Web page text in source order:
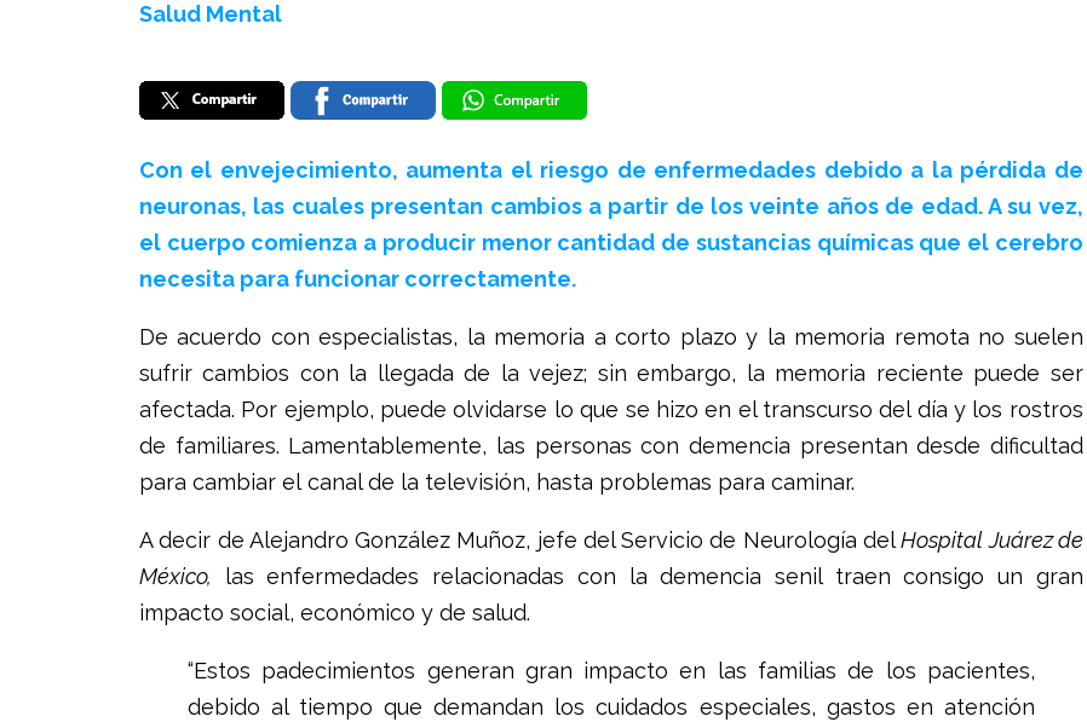
Salud Mental
Con el envejecimiento, aumenta el riesgo de enfermedades debido a la pérdida de
neuronas, las cuales presentan cambios a partir de los veinte años de edad. A su vez,
el cuerpo comienza a producir menor cantidad de sustancias químicas que el cerebro
necesita para funcionar correctamente.
De acuerdo con especialistas, la memoria a corto plazo y la memoria remota no suelen
sufrir cambios con la llegada de la vejez; sin embargo, la memoria reciente puede ser
afectada. Por ejemplo, puede olvidarse lo que se hizo en el transcurso del día y los rostros
de familiares. Lamentablemente, las personas con demencia presentan desde dificultad
para cambiar el canal de la televisión, hasta problemas para caminar.
A decir de Alejandro González Muñoz, jefe del Servicio de Neurología delHospital Juárez de
México, las enfermedades relacionadas con la demencia senil traen consigo un gran
impacto social, económico y de salud.
“Estos padecimientos generan gran impacto en las familias de los pacientes,
debido al tiempo que demandan los cuidados especiales, gastos en atención